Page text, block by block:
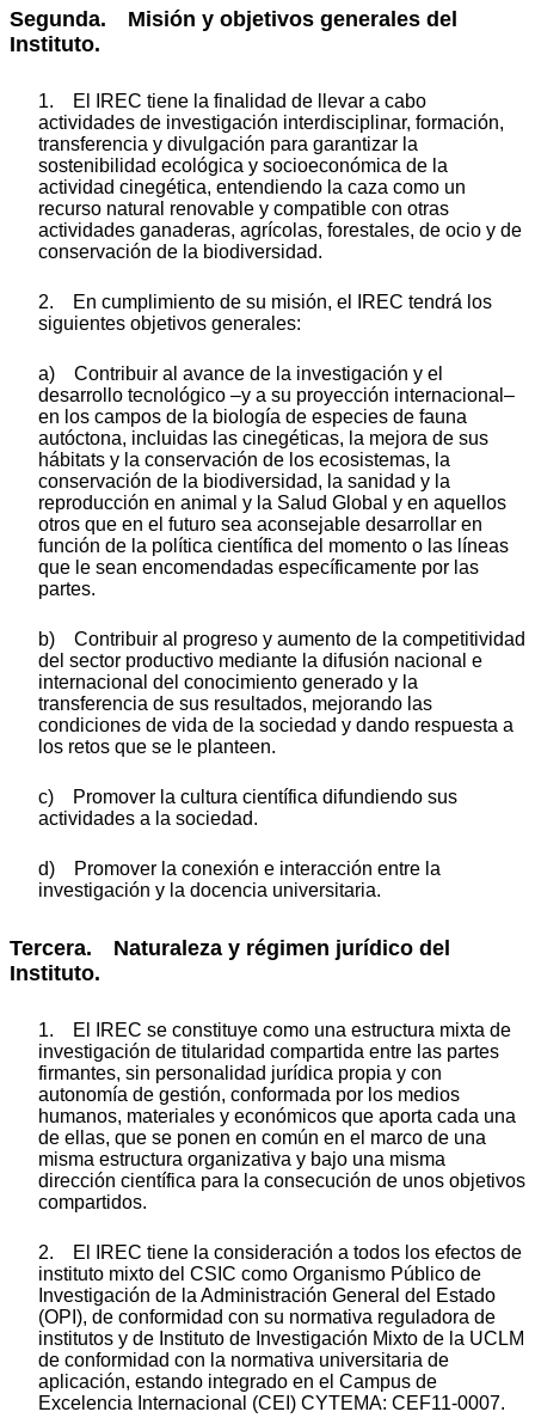
Segunda. Misión y objetivos generales del
Instituto.
1. El IREC tiene la finalidad de llevar a cabo
actividades de investigación interdisciplinar, formación,
transferencia y divulgación para garantizar la
sostenibilidad ecológica y socioeconómica de la
actividad cinegética, entendiendo la caza como un
recurso natural renovable y compatible con otras
actividades ganaderas, agrícolas, forestales, de ocio y de
conservación de la biodiversidad.
2. En cumplimiento de su misión, el IREC tendrá los
siguientes objetivos generales:
a) Contribuir al avance de la investigación y el
desarrollo tecnológico –y a su proyección internacional–
en los campos de la biología de especies de fauna
autóctona, incluidas las cinegéticas, la mejora de sus
hábitats y la conservación de los ecosistemas, la
conservación de la biodiversidad, la sanidad y la
reproducción en animal y la Salud Global y en aquellos
otros que en el futuro sea aconsejable desarrollar en
función de la política científica del momento o las líneas
que le sean encomendadas específicamente por las
partes.
b) Contribuir al progreso y aumento de la competitividad
del sector productivo mediante la difusión nacional e
internacional del conocimiento generado y la
transferencia de sus resultados, mejorando las
condiciones de vida de la sociedad y dando respuesta a
los retos que se le planteen.
c) Promover la cultura científica difundiendo sus
actividades a la sociedad.
d) Promover la conexión e interacción entre la
investigación y la docencia universitaria.
Tercera. Naturaleza y régimen jurídico del
Instituto.
1. El IREC se constituye como una estructura mixta de
investigación de titularidad compartida entre las partes
firmantes, sin personalidad jurídica propia y con
autonomía de gestión, conformada por los medios
humanos, materiales y económicos que aporta cada una
de ellas, que se ponen en común en el marco de una
misma estructura organizativa y bajo una misma
dirección científica para la consecución de unos objetivos
compartidos.
2. El IREC tiene la consideración a todos los efectos de
instituto mixto del CSIC como Organismo Público de
Investigación de la Administración General del Estado
(OPI), de conformidad con su normativa reguladora de
institutos y de Instituto de Investigación Mixto de la UCLM
de conformidad con la normativa universitaria de
aplicación, estando integrado en el Campus de
Excelencia Internacional (CEI) CYTEMA: CEF11-0007.